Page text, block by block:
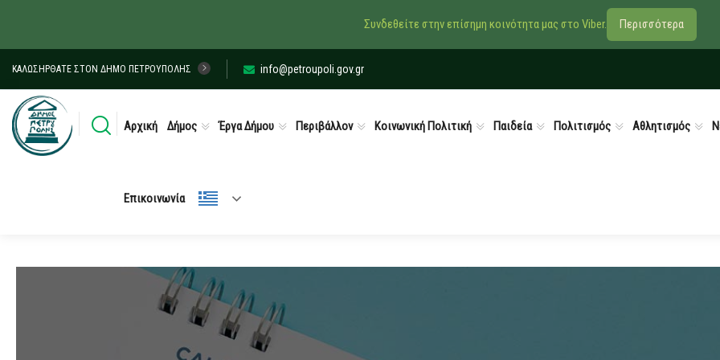
ΚΑΛΩΣΉΡΘΑΤΕ ΣΤΟΝ ΔΉΜΟ ΠΕΤΡΟΎΠΟΛΗΣ info@petroupoli.gov.gr
Αρχική Δήμος Έργα Δήμου Περιβάλλον Κοινωνική Πολιτική Παιδεία Πολιτισμός Αθλητισμός
Επικοινωνία
Συνδεθείτε στην επίσημη κοινότητα μας στο Viber. Περισσότερα